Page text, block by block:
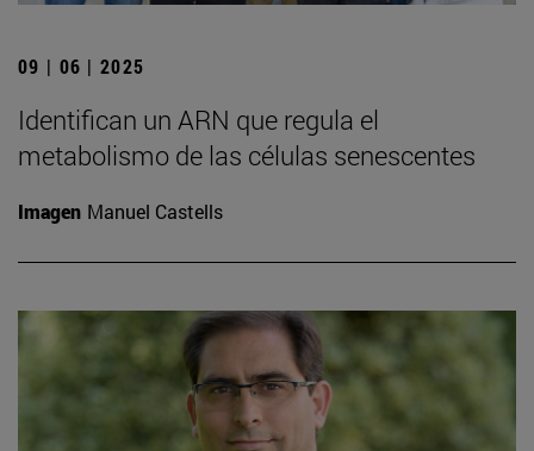
09 | 06 | 2025
Identifican un ARN que regula el
metabolismo de las células senescentes
Imagen Manuel Castells